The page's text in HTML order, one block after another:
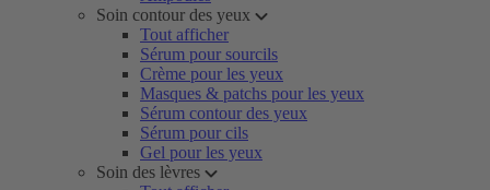
Soin contour des yeux
Tout afficher
Sérum pour sourcils
Crème pour les yeux
Masques & patchs pour les yeux
Sérum contour des yeux
Sérum pour cils
Gel pour les yeux
Soin des lèvres